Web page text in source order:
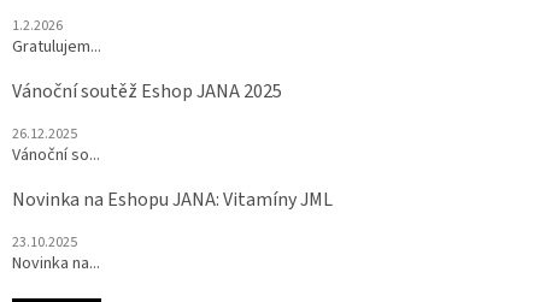
1.2.2026
Gratulujem...
Vánoční soutěž Eshop JANA 2025
26.12.2025
Vánoční so...
Novinka na Eshopu JANA: Vitamíny JML
23.10.2025
Novinka na...